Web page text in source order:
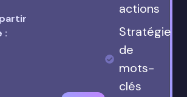
:
actions
Stratégie
de
mots-
clés